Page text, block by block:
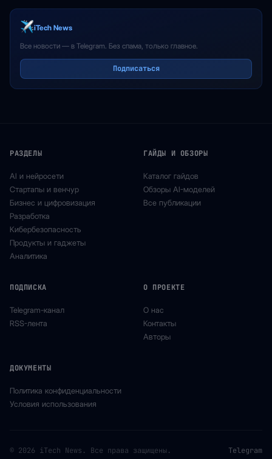
iTech News
Все новости — в Telegram. Без спама, только главное.
Подписаться
РАЗДЕЛЫ
AI и нейросети
Стартапы и венчур
Бизнес и цифровизация
Разработка
Кибербезопасность
Продукты и гаджеты
Аналитика
ГАЙДЫ И ОБЗОРЫ
Каталог гайдов
Обзоры AI-моделей
Все публикации
ПОДПИСКА
Telegram-канал
RSS-лента
О ПРОЕКТЕ
О нас
Контакты
Авторы
ДОКУМЕНТЫ
Политика конфиденциальности
Условия использования
© 2026 iTech News. Все права защищены. Telegram